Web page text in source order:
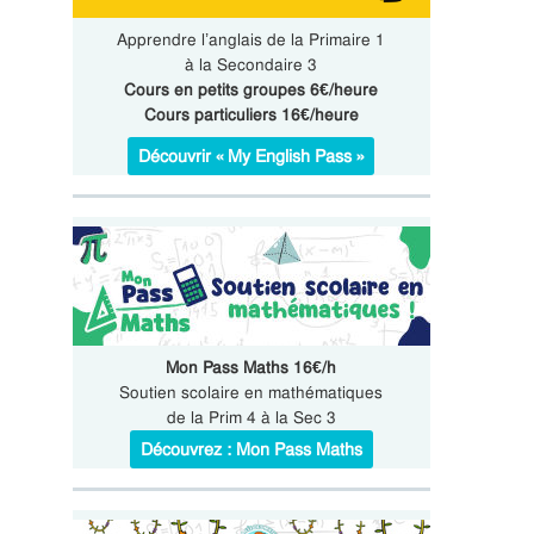
Apprendre l’anglais de la Primaire 1
à la Secondaire 3
Cours en petits groupes 6€/heure
Cours particuliers 16€/heure
Découvrir « My English Pass »
Mon Pass Maths 16€/h
Soutien scolaire en mathématiques
de la Prim 4 à la Sec 3
Découvrez : Mon Pass Maths